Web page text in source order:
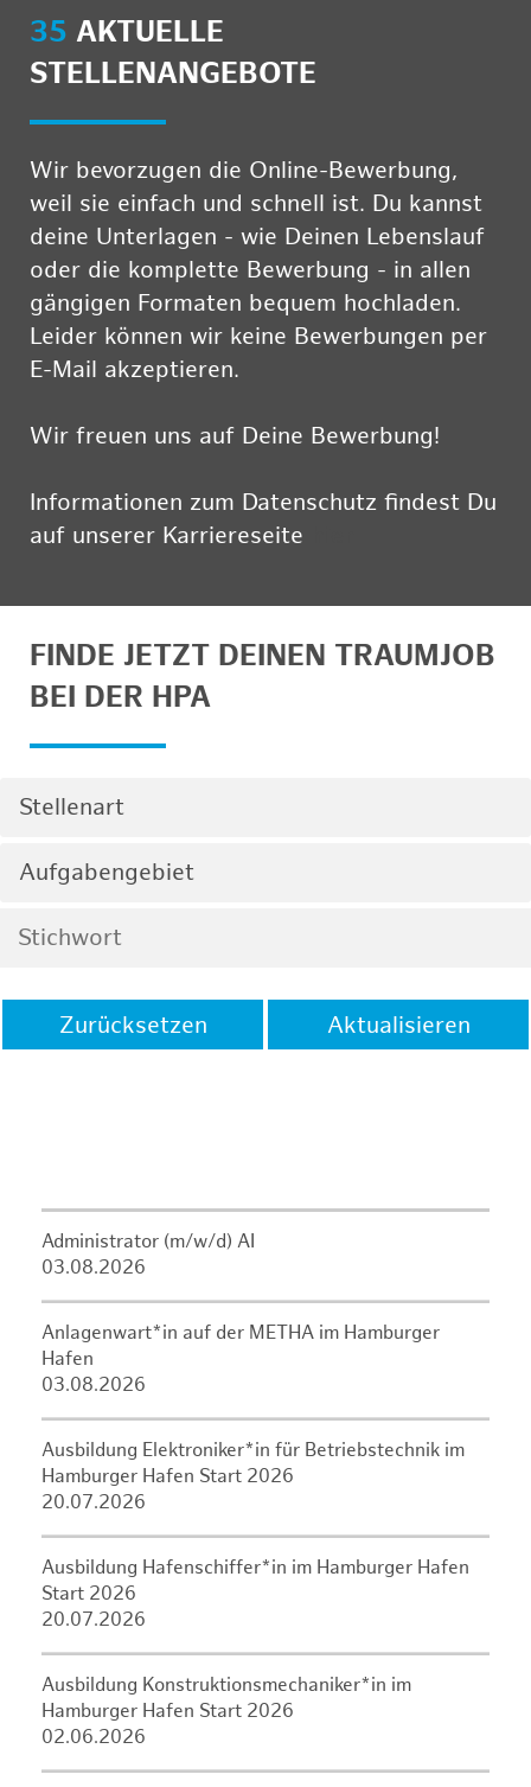
35 AKTUELLE
STELLENANGEBOTE
Wir bevorzugen die Online-Bewerbung,
weil sie einfach und schnell ist. Du kannst
deine Unterlagen - wie Deinen Lebenslauf
oder die komplette Bewerbung - in allen
gängigen Formaten bequem hochladen.
Leider können wir keine Bewerbungen per
E-Mail akzeptieren.
Wir freuen uns auf Deine Bewerbung!
Informationen zum Datenschutz findest Du
auf unserer Karriereseite
FINDE JETZT DEINEN TRAUMJOB
BEI DER HPA
Stellenart
Aufgabengebiet
Zurücksetzen Aktualisieren
Administrator (m/w/d) AI
03.08.2026
Anlagenwart*in auf der METHA im Hamburger
Hafen
03.08.2026
Ausbildung Elektroniker*in für Betriebstechnik im
Hamburger Hafen Start 2026
20.07.2026
Ausbildung Hafenschiffer*in im Hamburger Hafen
Start 2026
20.07.2026
Ausbildung Konstruktionsmechaniker*in im
Hamburger Hafen Start 2026
02.06.2026